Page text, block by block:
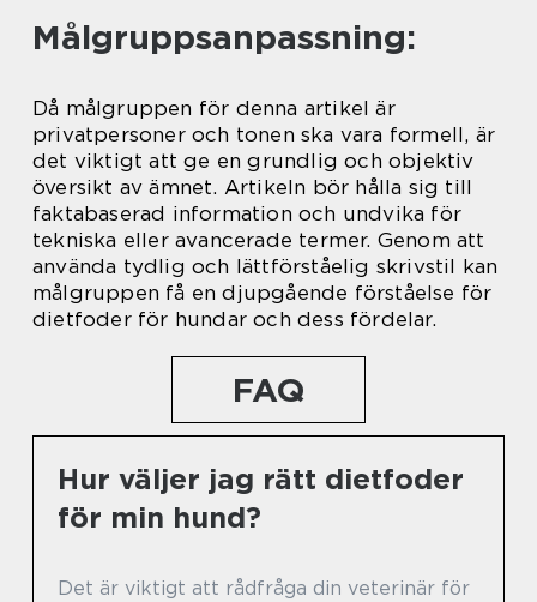
Målgruppsanpassning:
Då målgruppen för denna artikel är
privatpersoner och tonen ska vara formell, är
det viktigt att ge en grundlig och objektiv
översikt av ämnet. Artikeln bör hålla sig till
faktabaserad information och undvika för
tekniska eller avancerade termer. Genom att
använda tydlig och lättförståelig skrivstil kan
målgruppen få en djupgående förståelse för
dietfoder för hundar och dess fördelar.
FAQ
Hur väljer jag rätt dietfoder
för min hund?
Det är viktigt att rådfråga din veterinär för